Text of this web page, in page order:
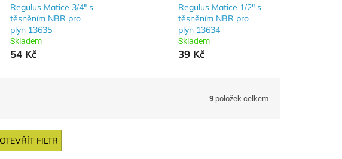
Regulus Matice 3/4" s
těsněním NBR pro
plyn 13635
Skladem
54 Kč
Regulus Matice 1/2" s
těsněním NBR pro
plyn 13634
Skladem
39 Kč
9 položek celkem
OTEVŘÍT FILTR